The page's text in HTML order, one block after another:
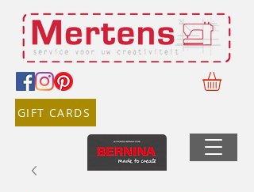
GIFT CARDS